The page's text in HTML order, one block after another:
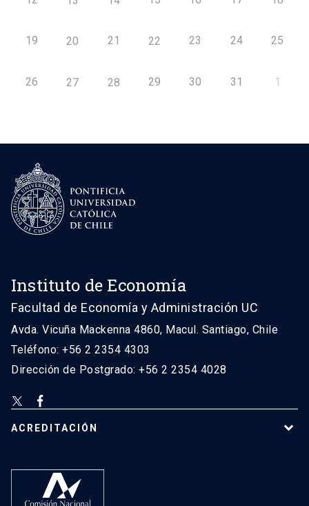
19 20 21 22 23 24 25
26 27 28 29 30 31 1
Instituto de Economía
Facultad de Economía y Administración UC
Avda. Vicuña Mackenna 4860, Macul. Santiago, Chile
Teléfono: +56 2 2354 4303
Dirección de Postgrado: +56 2 2354 4028
ACREDITACIÓN